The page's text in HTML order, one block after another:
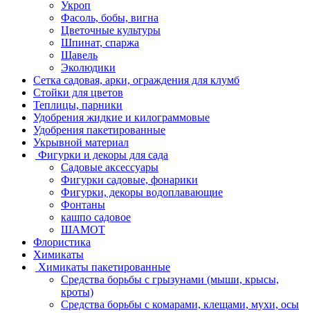
Укроп
Фасоль, бобы, вигна
Цветочные культуры
Шпинат, спаржа
Щавель
Эколюдики
Сетка садовая, арки, ограждения для клумб
Стойки для цветов
Теплицы, парники
Удобрения жидкие и килограммовые
Удобрения пакетированные
Укрывной материал
Фигурки и декоры для сада
Садовые аксессуары
Фигурки садовые, фонарики
Фигурки, декоры водоплавающие
Фонтаны
кашпо садовое
ШАМОТ
Флористика
Химикаты
Химикаты пакетированные
Средства борьбы с грызунами (мыши, крысы,
кроты)
Средства борьбы с комарами, клещами, мухи, осы